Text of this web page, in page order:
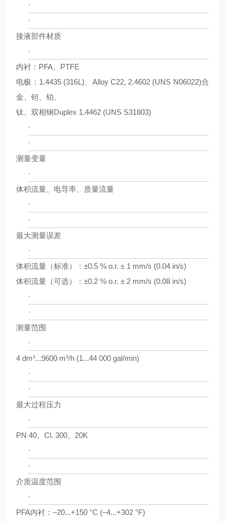
·
·
接液部件材质
·
内衬：PFA、PTFE
电极：1.4435 (316L)、Alloy C22, 2.4602 (UNS N06022)合
金、钽、铂、
钛、双相钢Duplex 1.4462 (UNS S31803)
·
·
测量变量
·
体积流量、电导率、质量流量
·
·
最大测量误差
·
体积流量（标准）：±0.5 % o.r. ± 1 mm/s (0.04 in/s)
体积流量（可选）：±0.2 % o.r. ± 2 mm/s (0.08 in/s)
·
·
测量范围
·
4 dm³...9600 m³/h (1...44 000 gal/min)
·
·
最大过程压力
·
PN 40、Cl. 300、20K
·
·
介质温度范围
·
PFA内衬：–20...+150 °C (–4...+302 °F)